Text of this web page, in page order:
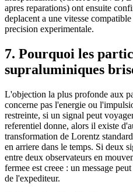
apres reparations) ont ensuite
deplacent a une vitesse
precision experimentale.
7. Pourquoi les
supraluminiques
L'objection la plus profonde aux
concerne pas l'energie ou
restreinte, si un signal peut
referentiel donne, alors il existe
transformation de Lorentz
en arriere dans le temps. Si deux
entre deux observateurs en
fermee est creee : un message
de l'expediteur.